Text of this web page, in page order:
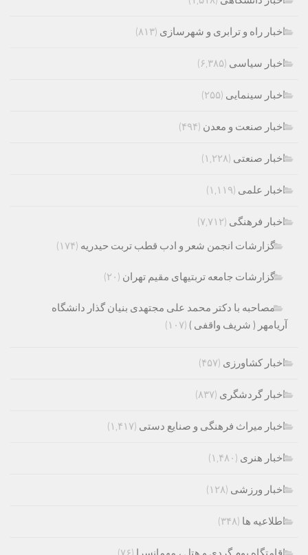
اخبار راه و ترابری و شهرسازی (۸۱۳)
اخبار سیاسی (۶,۳۸۵)
اخبار سینمایی (۲۵۵)
اخبار صنعت و معدن (۴۹۴)
اخبار صنعتی (۱,۲۲۸)
اخبار علمی (۱,۱۱۹)
اخبار فرهنگی (۷,۷۱۲)
گزارشات انجمن شعر و ادب قطب تربت حیدریه (۱۷۴)
گزارشات جامعه تربتیهای مقیم تهران (۲۰)
مصاحبه با دکتر محمد علی مجتهدی بنیان گذار دانشگاه
آریامهر ( شریف واقفی ) (۱۰۷)
اخبار کشاورزی (۴۵۷)
اخبار گردشگری (۸۳۷)
اخبار میراث فرهنگی و صنایع دستی (۱,۴۱۷)
اخبار هنری (۱,۴۸۰)
اخبار ورزشی (۱۲۸)
اطلاعیه ها (۳۴۸)